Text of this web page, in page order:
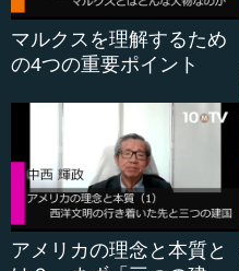
マルクスを理解するため
の4つの重要ポイント
アメリカの理念と本質と